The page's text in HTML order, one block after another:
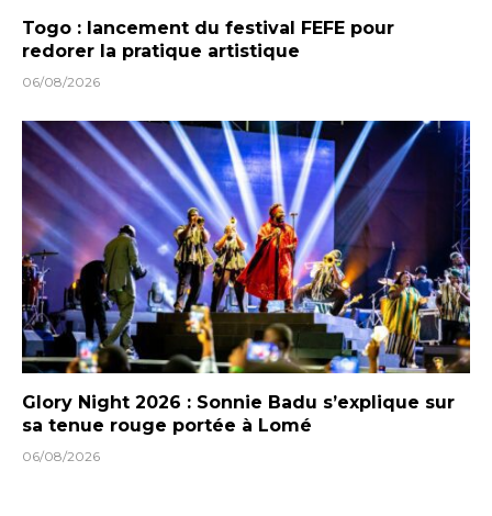
Togo : lancement du festival FEFE pour
redorer la pratique artistique
06/08/2026
Glory Night 2026 : Sonnie Badu s’explique sur
sa tenue rouge portée à Lomé
06/08/2026